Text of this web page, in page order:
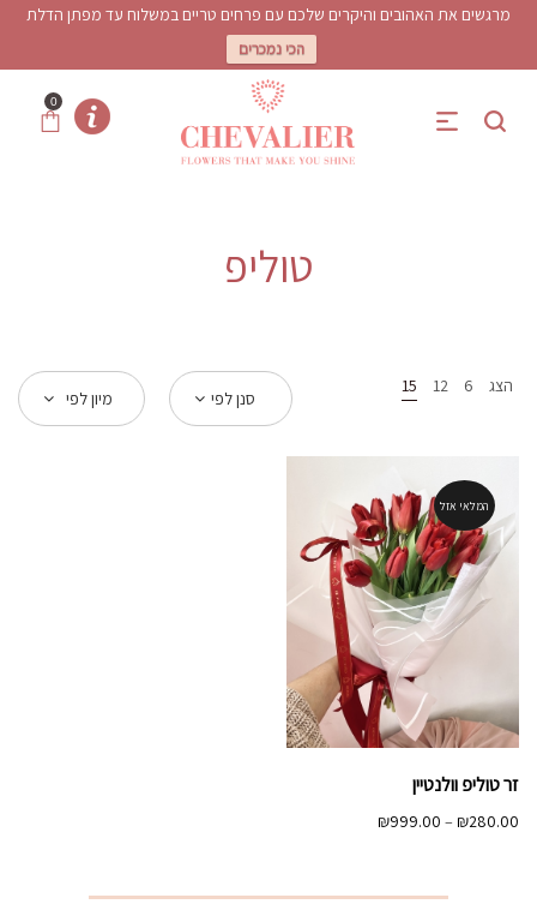
מרגשים את האהובים והיקרים שלכם עם פרחים טריים במשלוח עד מפתן הדלת
הכי נמכרים
0
טוליפ
הצג 6
12
15
סנן לפי מיון לפי
המלאי אזל
זר טוליפ וולנטיין
₪280.00
–
₪999.00
עד